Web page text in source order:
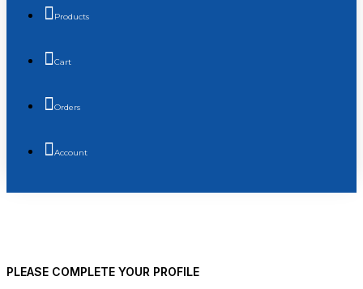
Products
Cart
Orders
Account
PLEASE COMPLETE YOUR PROFILE